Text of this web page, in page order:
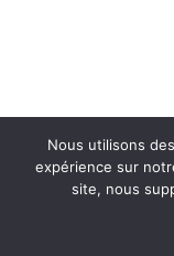
Nous utilisons
expérience sur
site, nous